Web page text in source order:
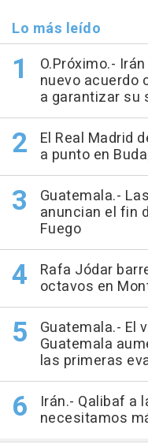
Lo más leído
O.Próximo.-
nuevo acuerdo
a garantizar su
El Real Madrid
a punto en
Guatemala.-
anuncian el fin
Fuego
Rafa Jódar
octavos en
Guatemala.- El
Guatemala
las primeras
Irán.- Qalibaf a
necesitamos